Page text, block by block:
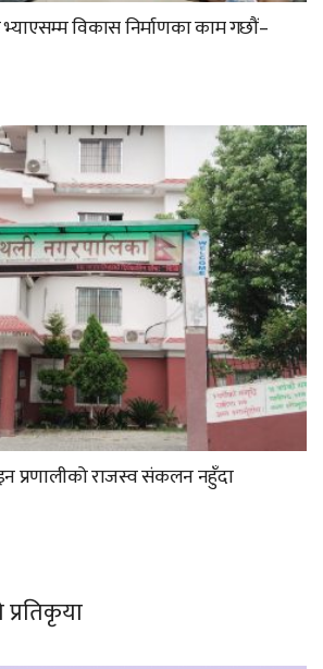
विकास निर्माणका काम गछौं–
प्रणालीको राजस्व संकलन नहुँदा